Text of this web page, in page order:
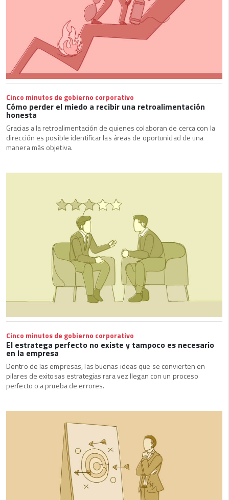
Cinco minutos de gobierno corporativo
Cómo perder el miedo a recibir una retroalimentación
honesta
Gracias a la retroalimentación de quienes colaboran de cerca con la
dirección es posible identificar las áreas de oportunidad de una
manera más objetiva.
Cinco minutos de gobierno corporativo
El estratega perfecto no existe y tampoco es necesario
en la empresa
Dentro de las empresas, las buenas ideas que se convierten en
pilares de exitosas estrategias rara vez llegan con un proceso
perfecto o a prueba de errores.